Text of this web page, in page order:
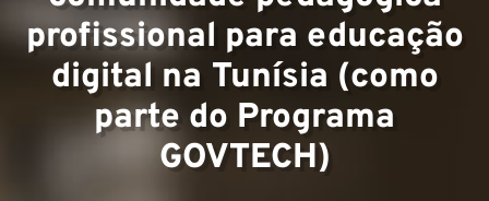
profissional para educação
digital na Tunísia (como
parte do Programa
GOVTECH)